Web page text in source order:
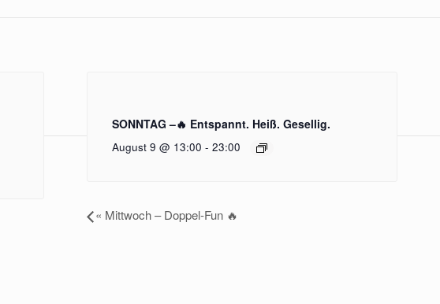
SONNTAG –🔥 Entspannt. Heiß. Gesellig.
August 9 @ 13:00 -23:00
« Mittwoch – Doppel-Fun 🔥